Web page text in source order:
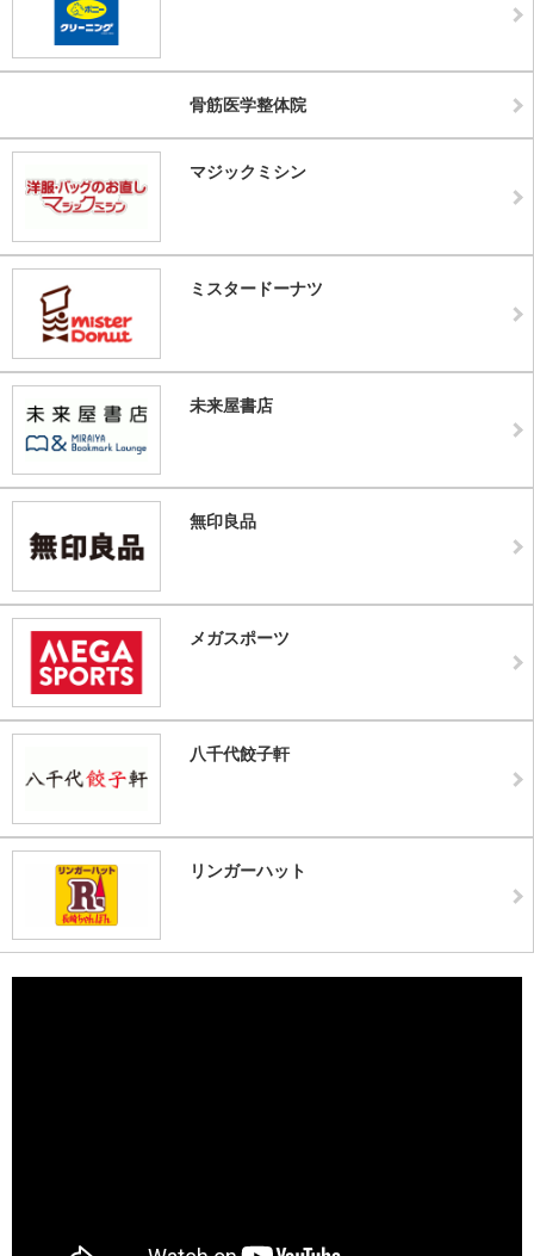
骨筋医学整体院
マジックミシン
ミスタードーナツ
未来屋書店
無印良品
メガスポーツ
八千代餃子軒
リンガーハット